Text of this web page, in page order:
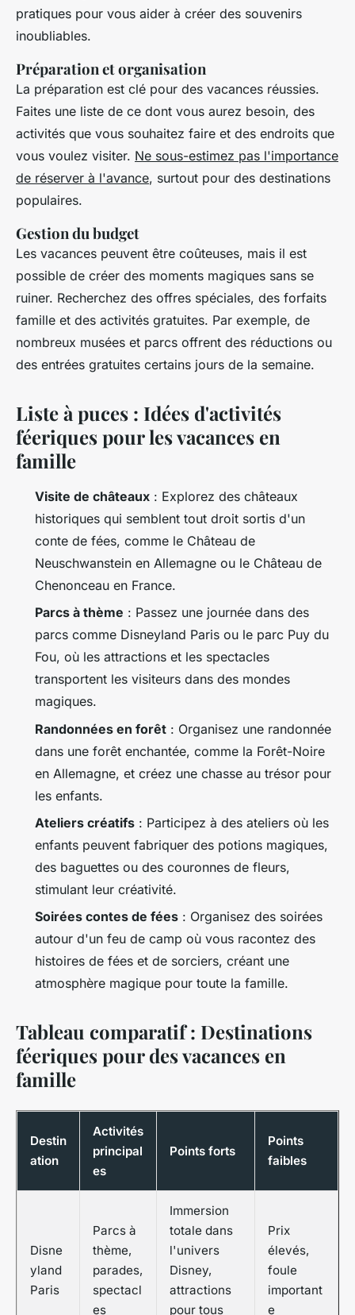
pratiques pour vous aider à créer des souvenirs
inoubliables.
Préparation et organisation
La préparation est clé pour des vacances réussies.
Faites une liste de ce dont vous aurez besoin, des
activités que vous souhaitez faire et des endroits que
vous voulez visiter. Ne sous-estimez pas l'importance
de réserver à l'avance, surtout pour des destinations
populaires.
Gestion du budget
Les vacances peuvent être coûteuses, mais il est
possible de créer des moments magiques sans se
ruiner. Recherchez des offres spéciales, des forfaits
famille et des activités gratuites. Par exemple, de
nombreux musées et parcs offrent des réductions ou
des entrées gratuites certains jours de la semaine.
Liste à puces : Idées d'activités
féeriques pour les vacances en
famille
Visite de châteaux : Explorez des châteaux
historiques qui semblent tout droit sortis d'un
conte de fées, comme le Château de
Neuschwanstein en Allemagne ou le Château de
Chenonceau en France.
Parcs à thème : Passez une journée dans des
parcs comme Disneyland Paris ou le parc Puy du
Fou, où les attractions et les spectacles
transportent les visiteurs dans des mondes
magiques.
Randonnées en forêt : Organisez une randonnée
dans une forêt enchantée, comme la Forêt-Noire
en Allemagne, et créez une chasse au trésor pour
les enfants.
Ateliers créatifs : Participez à des ateliers où les
enfants peuvent fabriquer des potions magiques,
des baguettes ou des couronnes de fleurs,
stimulant leur créativité.
Soirées contes de fées : Organisez des soirées
autour d'un feu de camp où vous racontez des
histoires de fées et de sorciers, créant une
atmosphère magique pour toute la famille.
Tableau comparatif : Destinations
féeriques pour des vacances en
famille
Destin
ation
Activités
principal
es
Points forts
Points
faibles
Disne
yland
Paris
Parcs à
thème,
parades,
spectacl
es
Immersion
totale dans
l'univers
Disney,
attractions
pour tous
Prix
élevés,
foule
important
e